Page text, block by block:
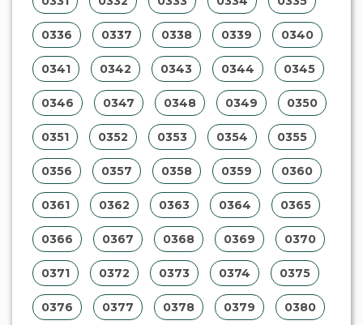
0336 0337 0338 0339 0340
0341 0342 0343 0344 0345
0346 0347 0348 0349 0350
0351 0352 0353 0354 0355
0356 0357 0358 0359 0360
0361 0362 0363 0364 0365
0366 0367 0368 0369 0370
0371 0372 0373 0374 0375
0376 0377 0378 0379 0380